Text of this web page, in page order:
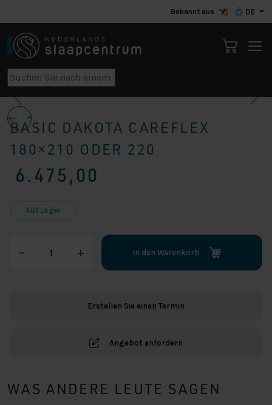
Bekannt aus DE
BASIC DAKOTA CAREFLEX
180×210 ODER 220
6.475,00
Auf Lager
–
Dakota
+ In den Warenkorb
Erstellen Sie einen Termin
Angebot anfordern
WAS ANDERE LEUTE SAGEN